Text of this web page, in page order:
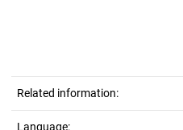
Related information:
Language: